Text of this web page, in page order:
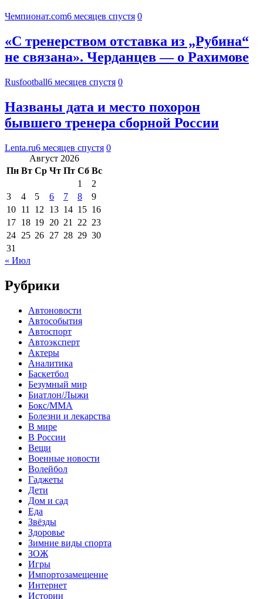
Чемпионат.com6 месяцев спустя 0
«С тренерством отставка из „Рубина“
не связана». Черданцев — о Рахимове
Rusfootball6 месяцев спустя 0
Названы дата и место похорон
бывшего тренера сборной России
Lenta.ru6 месяцев спустя 0
Август 2026
Пн Вт Ср Чт Пт Сб Вс
1
2
3
4 5 6 7 8
9
10 11 12 13 14 15 16
17 18 19 20 21 22 23
24 25 26 27 28 29 30
31
« Июл
Рубрики
Автоновости
Автособытия
Автоспорт
Автоэксперт
Актеры
Аналитика
Баскетбол
Безумный мир
Биатлон/Лыжи
Бокс/MMA
Болезни и лекарства
В мире
В России
Вещи
Военные новости
Волейбол
Гаджеты
Дети
Дом и сад
Еда
Звёзды
Здоровье
Зимние виды спорта
ЗОЖ
Игры
Импортозамещение
Интернет
Истории